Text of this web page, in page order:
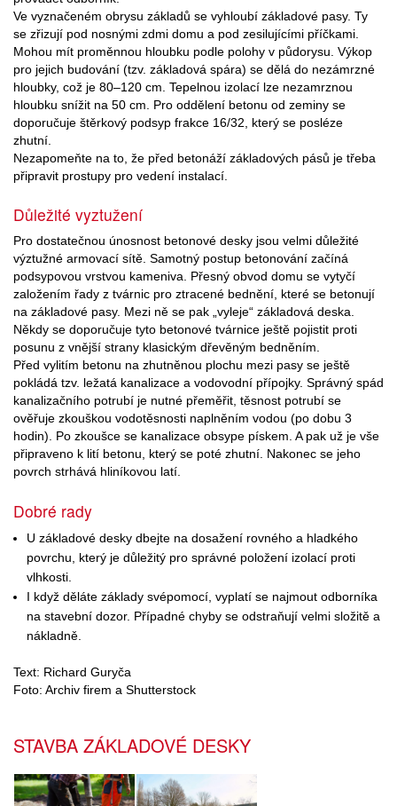
Ve vyznačeném obrysu základů se vyhloubí základové pasy. Ty
se zřizují pod nosnými zdmi domu a pod zesilujícími příčkami.
Mohou mít proměnnou hloubku podle polohy v půdorysu. Výkop
pro jejich budování (tzv. základová spára) se dělá do nezámrzné
hloubky, což je 80–120 cm. Tepelnou izolací lze nezamrznou
hloubku snížit na 50 cm. Pro oddělení betonu od zeminy se
doporučuje štěrkový podsyp frakce 16/32, který se posléze
zhutní.
Nezapomeňte na to, že před betonáží základových pásů je třeba
připravit prostupy pro vedení instalací.
Důležité vyztužení
Pro dostatečnou únosnost betonové desky jsou velmi důležité
výztužné armovací sítě. Samotný postup betonování začíná
podsypovou vrstvou kameniva. Přesný obvod domu se vytyčí
založením řady z tvárnic pro ztracené bednění, které se betonují
na základové pasy. Mezi ně se pak „vyleje“ základová deska.
Někdy se doporučuje tyto betonové tvárnice ještě pojistit proti
posunu z vnější strany klasickým dřevěným bedněním.
Před vylitím betonu na zhutněnou plochu mezi pasy se ještě
pokládá tzv. ležatá kanalizace a vodovodní přípojky. Správný spád
kanalizačního potrubí je nutné přeměřit, těsnost potrubí se
ověřuje zkouškou vodotěsnosti naplněním vodou (po dobu 3
hodin). Po zkoušce se kanalizace obsype pískem. A pak už je vše
připraveno k lití betonu, který se poté zhutní. Nakonec se jeho
povrch strhává hliníkovou latí.
Dobré rady
U základové desky dbejte na dosažení rovného a hladkého
povrchu, který je důležitý pro správné položení izolací proti
vlhkosti.
I když děláte základy svépomocí, vyplatí se najmout odborníka
na stavební dozor. Případné chyby se odstraňují velmi složitě a
nákladně.
Text: Richard Guryča
Foto: Archiv firem a Shutterstock
STAVBA ZÁKLADOVÉ DESKY